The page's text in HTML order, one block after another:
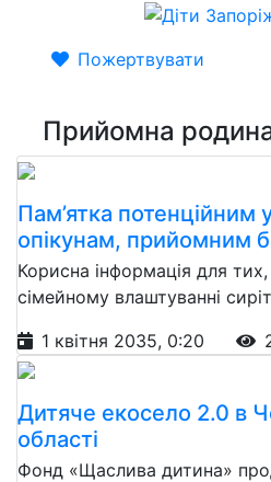
Пожертвувати
Прийомна
Пам’ятка потенційним
опікунам, прийомним
Корисна інформація для
сімейному влаштуванні сиріт
1 квітня 2035, 0:20
Дитяче екосело 2.0 в
області
Фонд «Щаслива дитина»